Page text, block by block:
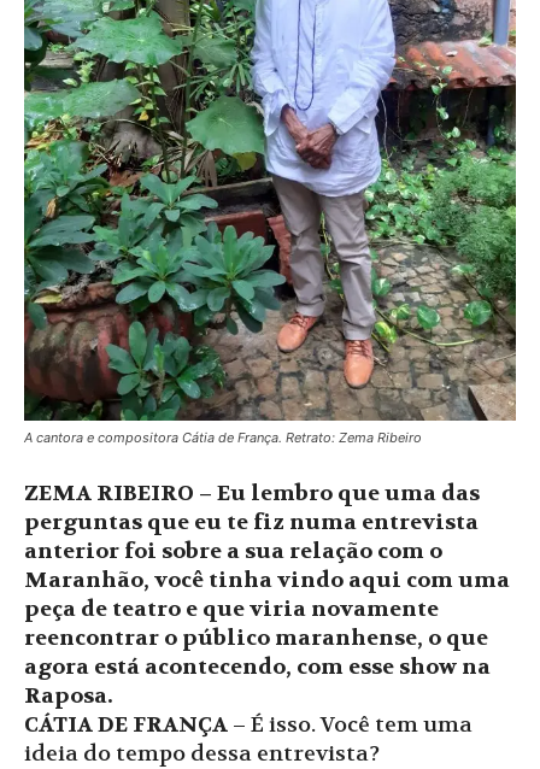
A cantora e compositora Cátia de França. Retrato: Zema Ribeiro
ZEMA RIBEIRO – Eu lembro que uma das
perguntas que eu te fiz numa entrevista
anterior foi sobre a sua relação com o
Maranhão, você tinha vindo aqui com uma
peça de teatro e que viria novamente
reencontrar o público maranhense, o que
agora está acontecendo, com esse show na
Raposa.
CÁTIA DE FRANÇA – É isso. Você tem uma
ideia do tempo dessa entrevista?